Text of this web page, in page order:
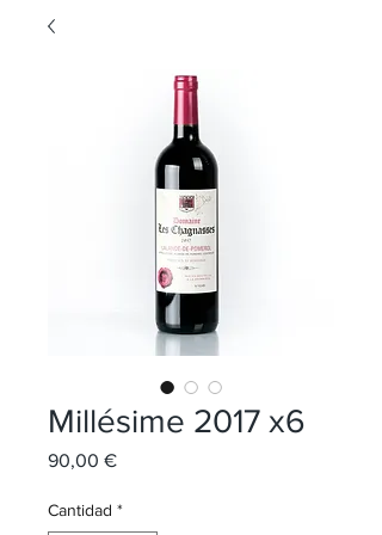
Millésime 2017 x6
90,00 €Precio
Cantidad *